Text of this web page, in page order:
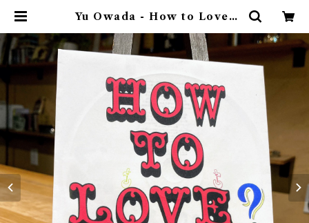
Yu Owada - How to Love?